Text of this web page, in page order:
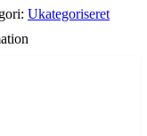
Ukategoriseret